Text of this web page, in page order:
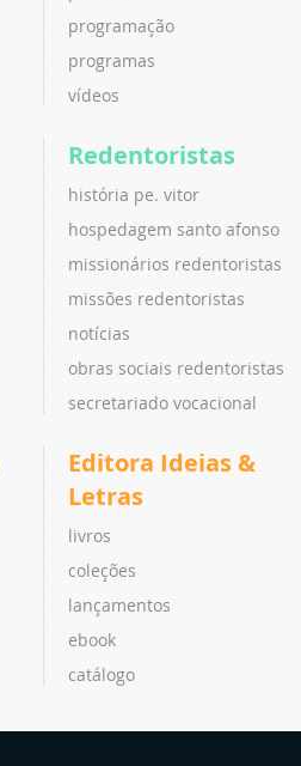
programação
programas
vídeos
Redentoristas
história pe. vitor
hospedagem santo afonso
missionários redentoristas
missões redentoristas
notícias
obras sociais redentoristas
secretariado vocacional
Editora Ideias &
Letras
livros
coleções
lançamentos
ebook
catálogo